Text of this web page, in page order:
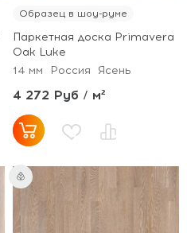
Образец в шоу-руме
Паркетная доска Primavera
Oak Luke
14 мм
Россия Ясень
4 272 Руб / м²